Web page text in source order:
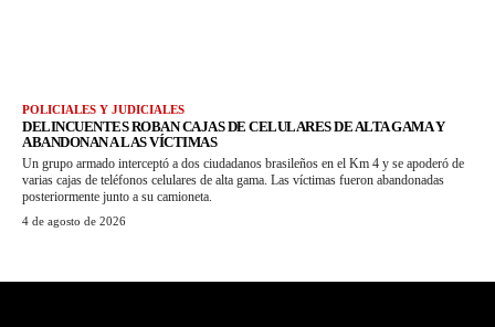
POLICIALES Y JUDICIALES
DELINCUENTES ROBAN CAJAS DE CELULARES DE ALTA GAMA Y
ABANDONAN A LAS VÍCTIMAS
Un grupo armado interceptó a dos ciudadanos brasileños en el Km 4 y se apoderó de
varias cajas de teléfonos celulares de alta gama. Las víctimas fueron abandonadas
posteriormente junto a su camioneta.
4 de agosto de 2026